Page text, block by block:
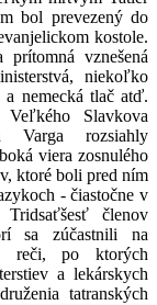
bol prevezený do
kostole.
vznešená
niekoľko
a nemecká tlač atď.
Slavkova
Varga rozsiahly
viera zosnulého
ktoré boli pred ním
- čiastočne v
členov
sa zúčastnili na
reči, po ktorých
a lekárskych
tatranských